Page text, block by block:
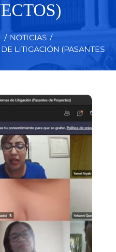
/ NOTICIAS /
LITIGACIÓN (PASANTES